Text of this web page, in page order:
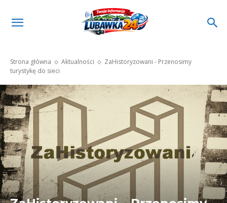
Strona główna Aktualności
ZaHistoryzowani - Przenosimy
turystykę do sieci